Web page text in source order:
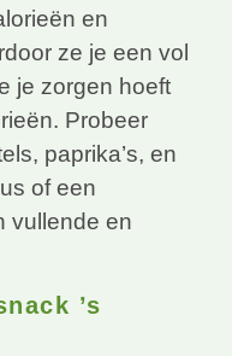
en
ze je een vol
je zorgen hoeft
Probeer
paprika’s, en
of een
vullende en
’s